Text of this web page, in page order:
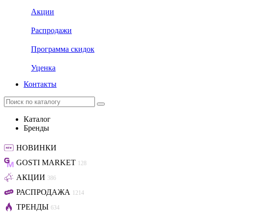
Акции
Распродажи
Программа скидок
Уценка
Контакты
Каталог
Бренды
НОВИНКИ
GOSTI MARKET 128
АКЦИИ 386
РАСПРОДАЖА 1214
ТРЕНДЫ 634